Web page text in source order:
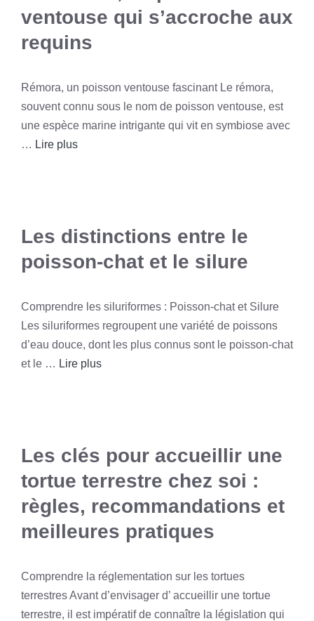
ventouse qui s’accroche aux
requins
Rémora, un poisson ventouse fascinant Le rémora,
souvent connu sous le nom de poisson ventouse, est
une espèce marine intrigante qui vit en symbiose avec
… Lire plus
Les distinctions entre le
poisson-chat et le silure
Comprendre les siluriformes : Poisson-chat et Silure
Les siluriformes regroupent une variété de poissons
d’eau douce, dont les plus connus sont le poisson-chat
et le … Lire plus
Les clés pour accueillir une
tortue terrestre chez soi :
règles, recommandations et
meilleures pratiques
Comprendre la réglementation sur les tortues
terrestres Avant d’envisager d’ accueillir une tortue
terrestre, il est impératif de connaître la législation qui